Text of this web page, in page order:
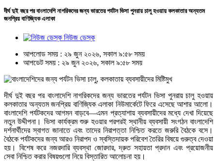
দীর্ঘ দুই বছর পর বাংলাদেশি নাগরিকদের জন্য ভারতের পর্যটন ভিসা পুনরায় চালু হওয়ায় কলকাতার অন্যতম
জনপ্রিয় বাণিজ্যিক এলাকা
নিউজ ডেস্ক
আপলোড সময় : ২৯ জুন ২০২৬, সকাল ৯:৫৮ সময়
আপডেট সময় : ২৯ জুন ২০২৬, সকাল ৯:৫৮ সময়
দীর্ঘ দুই বছর পর বাংলাদেশি নাগরিকদের জন্য ভারতের পর্যটন ভিসা পুনরায় চালু হওয়ায়
কলকাতার অন্যতম জনপ্রিয় বাণিজ্যিক এলাকা নিউমার্কেটে ফিরে এসেছে আশার আলো।
বাংলাদেশি পর্যটকদের আগমন বাড়বে—এমন প্রত্যাশায় ব্যবসায়ীদের মধ্যে দেখা দিয়েছে
নতুন উদ্দীপনা। ভিসা কার্যক্রম শুরু হওয়ার পরপরই স্থানীয় ব্যবসায়ী সংগঠন বাংলাদেশি
দর্শনার্থীদের স্বাগত জানাতে এবং তাদের নিরাপত্তা নিশ্চিত করতে জরুরি বৈঠকে বসে।
বৈঠকে পর্যটকদের জন্য আরও নিরাপদ ও স্বস্তিদায়ক পরিবেশ তৈরির বিষয়ে গুরুত্ব দেওয়া
হয়। বিশেষ করে নজরদারি ব্যবস্থা জোরদার, দ্রুত সহায়তা প্রদান এবং প্রয়োজনীয়
সেবা নিশ্চিত করার বিষয়গুলো নিয়ে বিস্তারিত আলোচনা হয়।